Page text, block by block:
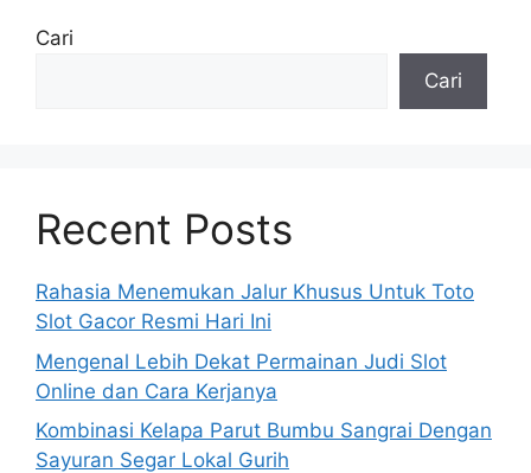
Cari
Cari
Recent Posts
Rahasia Menemukan Jalur Khusus Untuk Toto
Slot Gacor Resmi Hari Ini
Mengenal Lebih Dekat Permainan Judi Slot
Online dan Cara Kerjanya
Kombinasi Kelapa Parut Bumbu Sangrai Dengan
Sayuran Segar Lokal Gurih